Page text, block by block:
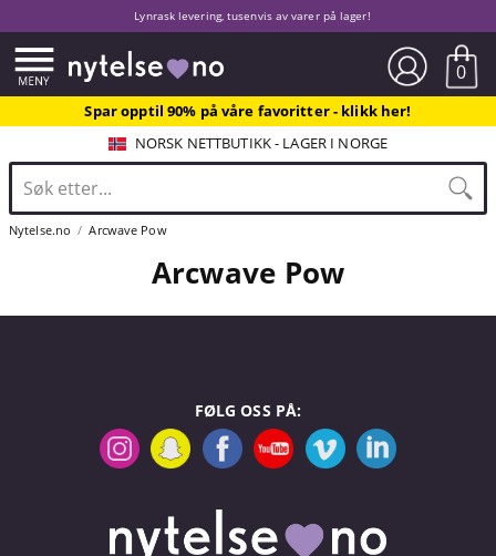
Lynrask levering, tusenvis av varer på lager!
0
Spar opptil 90% på våre favoritter - klikk her!
NORSK NETTBUTIKK - LAGER I NORGE
Nytelse.no Arcwave Pow
Arcwave Pow
FØLG OSS PÅ: